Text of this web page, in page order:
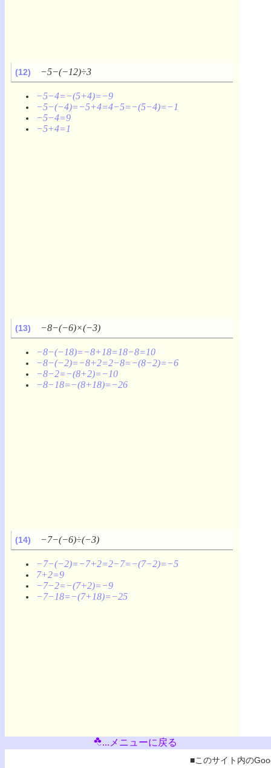
(12) −5−(−12)÷3
−5−4=−(5+4)=−9
−5−(−4)=−5+4=4−5=−(5−4)=−1
−5−4=9
−5+4=1
(13) −8−(−6)×(−3)
−8−(−18)=−8+18=18−8=10
−8−(−2)=−8+2=2−8=−(8−2)=−6
−8−2=−(8+2)=−10
−8−18=−(8+18)=−26
(14) −7−(−6)÷(−3)
−7−(−2)=−7+2=2−7=−(7−2)=−5
7+2=9
−7−2=−(7+2)=−9
−7−18=−(7+18)=−25
...メニューに戻る
■このサイト内の